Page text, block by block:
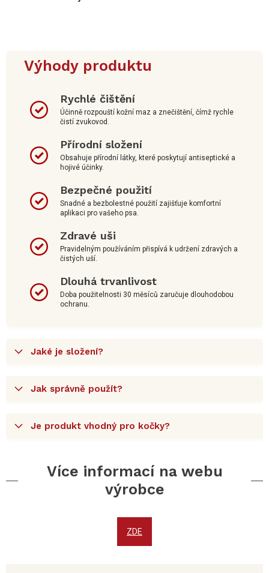
Výhody produktu
Rychlé čištění
Účinně rozpouští kožní maz a znečištění, čímž rychle
čistí zvukovod.
Přírodní složení
Obsahuje přírodní látky, které poskytují antiseptické a
hojivé účinky.
Bezpečné použití
Snadné a bezbolestné použití zajišťuje komfortní
aplikaci pro vašeho psa.
Zdravé uši
Pravidelným používáním přispívá k udržení zdravých a
čistých uší.
Dlouhá trvanlivost
Doba použitelnosti 30 měsíců zaručuje dlouhodobou
ochranu.
Jaké je složení?
Jak správně použít?
Je produkt vhodný pro kočky?
Více informací na webu
výrobce
ZDE